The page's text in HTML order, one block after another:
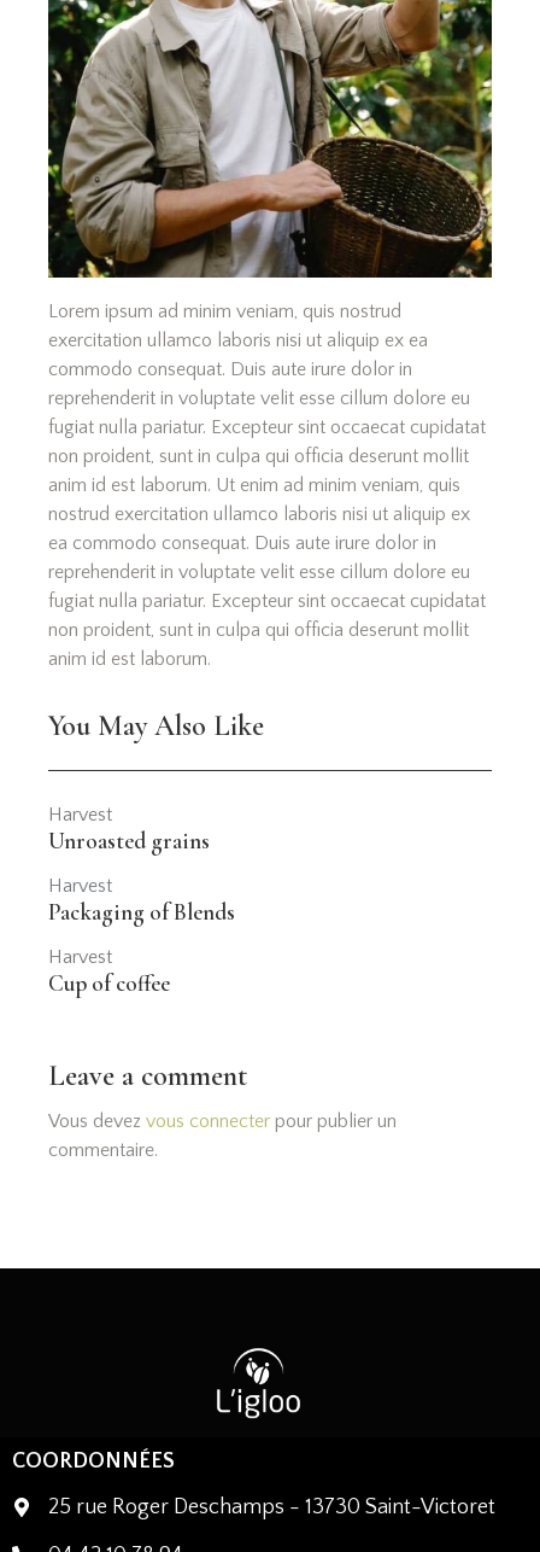
Lorem ipsum ad minim veniam, quis nostrud
exercitation ullamco laboris nisi ut aliquip ex ea
commodo consequat. Duis aute irure dolor in
reprehenderit in voluptate velit esse cillum dolore eu
fugiat nulla pariatur. Excepteur sint occaecat cupidatat
non proident, sunt in culpa qui officia deserunt mollit
anim id est laborum. Ut enim ad minim veniam, quis
nostrud exercitation ullamco laboris nisi ut aliquip ex
ea commodo consequat. Duis aute irure dolor in
reprehenderit in voluptate velit esse cillum dolore eu
fugiat nulla pariatur. Excepteur sint occaecat cupidatat
non proident, sunt in culpa qui officia deserunt mollit
anim id est laborum.
You May Also Like
Harvest
Unroasted grains
Harvest
Packaging of Blends
Harvest
Cup of coffee
Leave a comment
Vous devez vous connecter pour publier un
commentaire.
COORDONNÉES
25 rue Roger Deschamps - 13730 Saint-Victoret